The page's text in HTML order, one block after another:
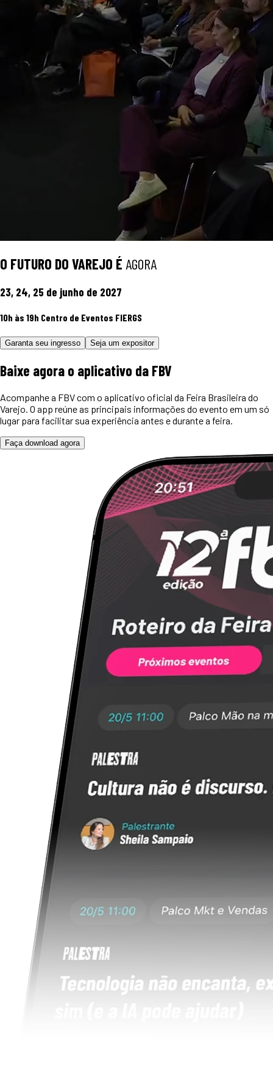
O FUTURO DO VAREJO É AGORA
23, 24, 25 de junho de 2027
10h às 19h Centro de Eventos FIERGS
Garanta seu ingresso Seja um expositor
Baixe agora o aplicativo da FBV
Acompanhe a FBV com o aplicativo oficial da Feira Brasileira do
Varejo. O app reúne as principais informações do evento em um só
lugar para facilitar sua experiência antes e durante a feira.
Faça download agora